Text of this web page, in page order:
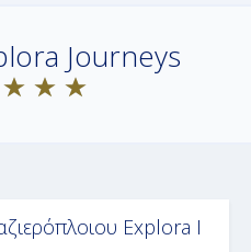
Journeys
Explora I